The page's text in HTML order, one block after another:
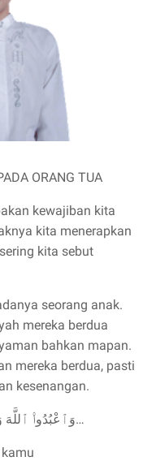
ORANG TUA
kewajiban kita
kita menerapkan
kita sebut
seorang anak.
mereka berdua
bahkan mapan.
mereka berdua, pasti
kesenangan.
وَٱعْبُدُوا۟ ٱللَّهَ وَلَا تُشْرِكُوا۟ بِهِۦ شَيْـًٔا ۖ وَبِٱلْوَٰلِدَيْنِ إِحْسَٰنًا…